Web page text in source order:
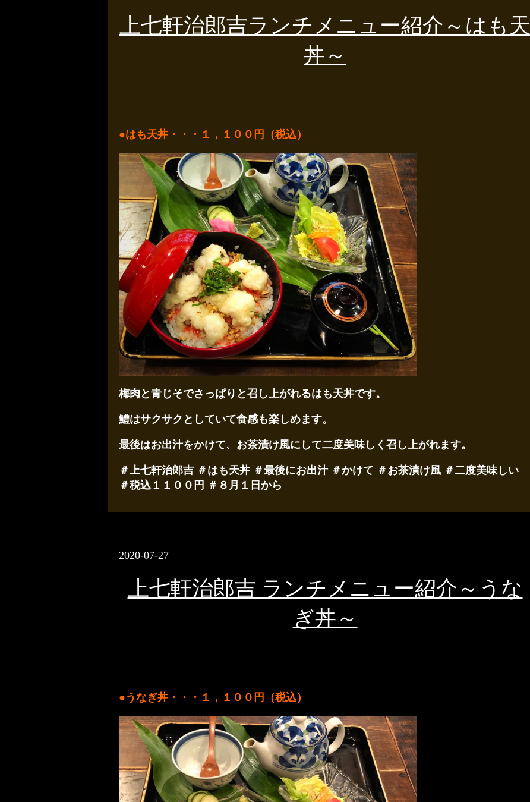
上七軒治郎吉ランチメニュー紹介～はも天
丼～
●はも天丼・・・１，１００円（税込）
梅肉と青じそでさっぱりと召し上がれるはも天丼です。
鱧はサクサクとしていて食感も楽しめます。
最後はお出汁をかけて、お茶漬け風にして二度美味しく召し上がれます。
＃上七軒治郎吉 ＃はも天丼 ＃最後にお出汁 ＃かけて ＃お茶漬け風 ＃二度美味しい
＃税込１１００円 ＃８月１日から
2020-07-27
上七軒治郎吉 ランチメニュー紹介～うな
ぎ丼～
●うなぎ丼・・・１，１００円（税込）